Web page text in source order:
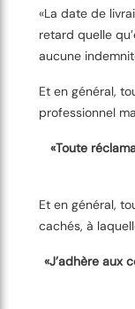
«La date de
retard quelle
aucune
Et en général,
professionnel
«Toute
Et en général,
cachés, à
«J’adhère aux